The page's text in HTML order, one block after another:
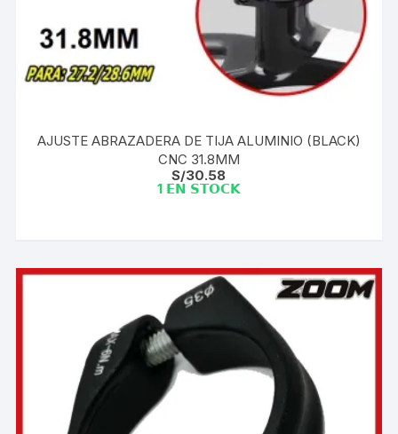
AJUSTE ABRAZADERA DE TIJA ALUMINIO (BLACK)
CNC 31.8MM
S/30.58
1 𝗘𝗡 𝗦𝗧𝗢𝗖𝗞